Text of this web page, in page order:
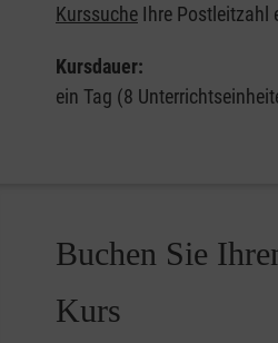
Kurssuche Ihre Postleitzahl
Kursdauer:
ein Tag (8
Buchen Sie
Kurs